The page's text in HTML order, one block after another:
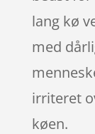
lang kø
med
irriteret
køen.